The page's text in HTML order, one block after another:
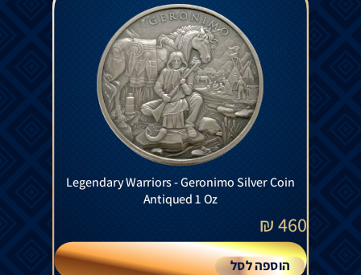
Legendary Warriors - Geronimo Silver Coin
Antiqued 1 Oz
460
₪
הוספה לסל